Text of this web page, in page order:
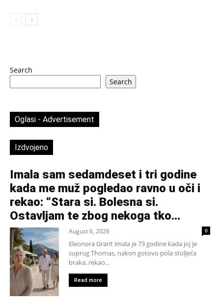
Search
Search
Oglasi - Advertisement
Izdvojeno
Imala sam sedamdeset i tri godine
kada me muž pogledao ravno u oči i
rekao: “Stara si. Bolesna si.
Ostavljam te zbog nekoga tko...
August 6, 2026 0
Eleonora Grant imala je 73 godine kada joj je
suprug Thomas, nakon gotovo pola stoljeća
braka, rekao...
Read more